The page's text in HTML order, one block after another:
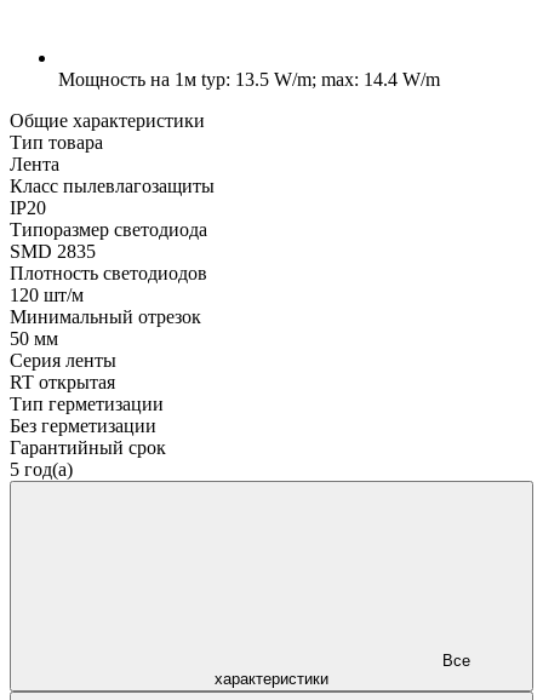
Мощность на 1м typ: 13.5 W/m; max: 14.4 W/m
Общие характеристики
Тип товара
Лента
Класс пылевлагозащиты
IP20
Типоразмер светодиода
SMD 2835
Плотность светодиодов
120 шт/м
Минимальный отрезок
50 мм
Серия ленты
RT открытая
Тип герметизации
Без герметизации
Гарантийный срок
5 год(а)
характеристики